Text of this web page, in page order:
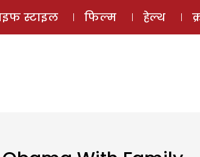
ई-मैगज़ीन
स्टाइल फिल्म हेल्थ